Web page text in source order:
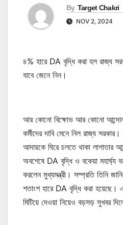
By Target Chakri
NOV 2, 2024
৪% হারে DA বৃদ্ধি করা হল রাজ্য
যাবে জেনে নিন।
আর কোনো বিক্ষোভ আর কোনো
কর্মীদের দাবি মেনে নিল রাজ্য সরকার।
আদায়কে ঘিরে চলতে থাকা লাগাতার
অবশেষে DA বৃদ্ধি ও বকেয়া মহার্ঘ্য
করলেন মুখ্যমন্ত্রী। সম্প্রতি তিনি
শতাংশ হারে DA বৃদ্ধি করা হয়েছে।
মিটিয়ে দেওয়া নিয়েও বড়সড় সুখবর